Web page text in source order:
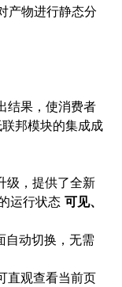
产物进行静态分
结果，使消费者
邦模块的集成成
级，提供了全新
运行状态 可见、
自动切换，无需
直观查看当前页